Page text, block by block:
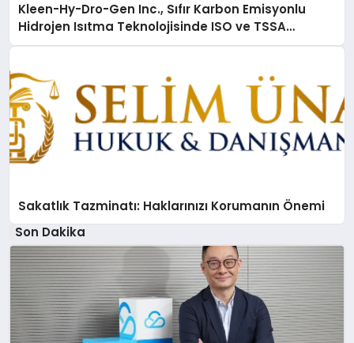
Kleen-Hy-Dro-Gen Inc., Sıfır Karbon Emisyonlu
Hidrojen Isıtma Teknolojisinde ISO ve TSSA
Düzenleyici Onaylarını Aldı
Sakatlık Tazminatı: Haklarınızı Korumanın Önemi
Son Dakika